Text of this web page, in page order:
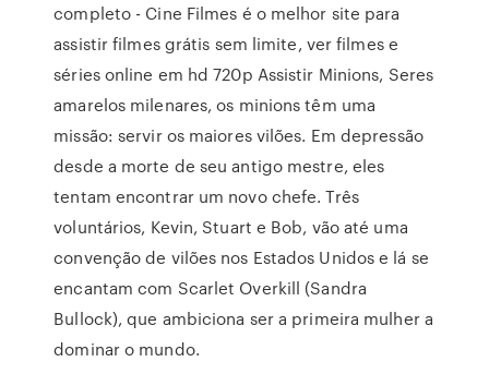
completo - Cine Filmes é o melhor site para
assistir filmes grátis sem limite, ver filmes e
séries online em hd 720p Assistir Minions, Seres
amarelos milenares, os minions têm uma
missão: servir os maiores vilões. Em depressão
desde a morte de seu antigo mestre, eles
tentam encontrar um novo chefe. Três
voluntários, Kevin, Stuart e Bob, vão até uma
convenção de vilões nos Estados Unidos e lá se
encantam com Scarlet Overkill (Sandra
Bullock), que ambiciona ser a primeira mulher a
dominar o mundo.